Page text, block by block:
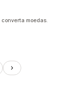
converta moedas.